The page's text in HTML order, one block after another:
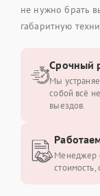
не нужно брать
габаритную
Срочный
Мы
собой всё
выездов.
Менеджер
стоимость,